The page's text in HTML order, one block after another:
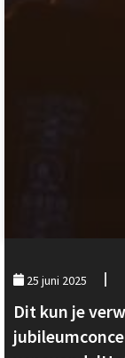
25 juni 2025
Dit kun je